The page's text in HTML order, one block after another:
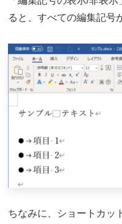
ると、すべての編集記号
ちなみに、ショートカッ